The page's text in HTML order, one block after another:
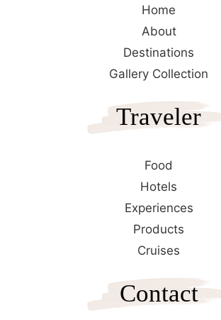
Home
About
Destinations
Gallery Collection
Traveler
Food
Hotels
Experiences
Products
Cruises
Contact